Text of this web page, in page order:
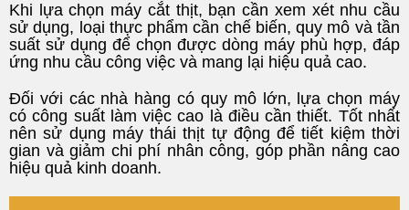
Khi lựa chọn máy cắt thịt, bạn cần xem xét nhu cầu
sử dụng, loại thực phẩm cần chế biến, quy mô và tần
suất sử dụng để chọn được dòng máy phù hợp, đáp
ứng nhu cầu công việc và mang lại hiệu quả cao.
Đối với các nhà hàng có quy mô lớn, lựa chọn máy
có công suất làm việc cao là điều cần thiết. Tốt nhất
nên sử dụng máy thái thịt tự động để tiết kiệm thời
gian và giảm chi phí nhân công, góp phần nâng cao
hiệu quả kinh doanh.